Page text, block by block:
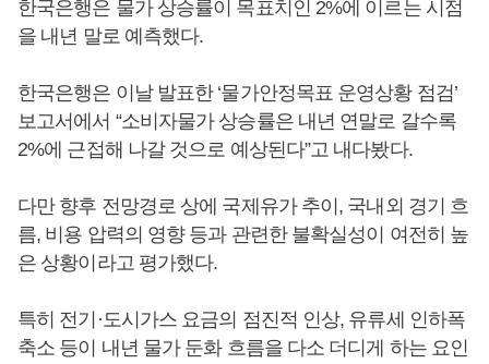
한국은행은 물가 상승률이 목표치인 2%에 이르는 시점
을 내년 말로 예측했다.
한국은행은 이날 발표한 ‘물가안정목표 운영상황 점검’
보고서에서 “소비자물가 상승률은 내년 연말로 갈수록
2%에 근접해 나갈 것으로 예상된다”고 내다봤다.
다만 향후 전망경로 상에 국제유가 추이, 국내외 경기 흐
름, 비용 압력의 영향 등과 관련한 불확실성이 여전히 높
은 상황이라고 평가했다.
특히 전기·도시가스 요금의 점진적 인상, 유류세 인하폭
축소 등이 내년 물가 둔화 흐름을 다소 더디게 하는 요인